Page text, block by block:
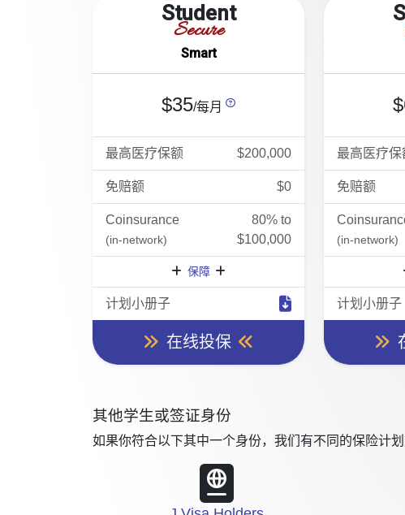
Student
Secure
Smart
$35/每月
最高医疗保额 $200,000
免赔额 $0
Coinsurance
(in-network)
80% to
$100,000
保障
计划小册子
在线投保
最高医疗保
免赔额
(in-network)
计划小册子
其他学生或签证身份
如果你符合以下其中一个身份，我们有不同的保险计